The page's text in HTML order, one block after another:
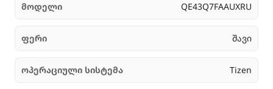
მოდელი QE43Q7FAAUXRU
ფერი შავი
ოპერაციული სისტემა Tizen